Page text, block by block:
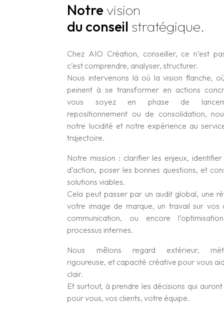
Notre vision
du conseil stratégique.
Chez AIO Création, conseiller, ce n’est
c’est comprendre, analyser, structurer.
Nous intervenons là où la vision flanche,
peinent à se transformer en actions
vous soyez en phase de
repositionnement ou de consolidation,
notre lucidité et notre expérience au
trajectoire.
Notre mission : clarifier les enjeux,
d’action, poser les bonnes questions, et
solutions viables.
Cela peut passer par un audit global, une
votre image de marque, un travail sur vos
communication, ou encore
processus internes.
Nous mêlons regard extérieur,
rigoureuse, et capacité créative pour vous
clair.
Et surtout, à prendre les décisions qui
pour vous, vos clients, votre équipe.